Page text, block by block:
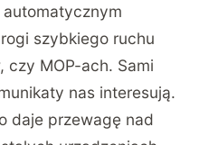
szybkiego ruchu
czy MOP-ach. Sami
nas interesują.
daje przewagę nad